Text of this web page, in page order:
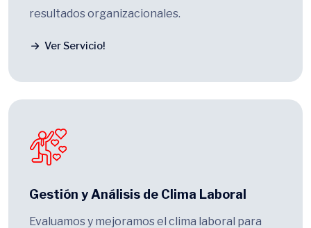
resultados organizacionales.
Ver Servicio!
Gestión y Análisis de Clima Laboral
Evaluamos y mejoramos el clima laboral para